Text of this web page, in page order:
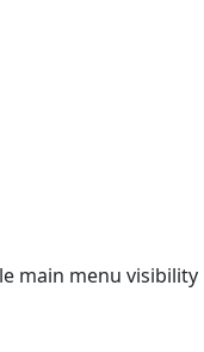
main menu visibility